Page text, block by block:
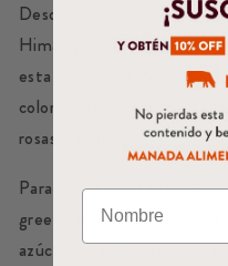
Desde las tranquilas y
Himalayas se extrae
esta sal rosada. Su
colores que varían desde
rosas y rojizos.
Para nuestra sal estamos
green” hechos de un
azúcar, una fuente